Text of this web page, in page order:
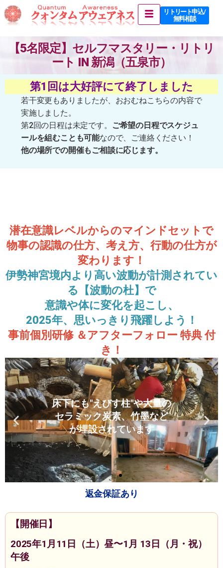
リトリート申込 /
無料相談
【5名限定】セルフマスタリー・リトリ
ート IN 新潟（五泉市）
第1回は大好評にて終了しました
若干変更もありましたが、おおむねこちらの内容で
実施しました。
第2回の日程は未定です。
ご希望の日程でスケジュ
ールを組むことも可能なので、ご連絡ください！
他の場所での開催もご相談に応じます。
潜在意識レベルからのマインドセットで
物事の認識の仕方、考え方、行動の仕方が
変わります！
伊勢神宮境内より高い波動が計測されてい
る【波動の杜】で
意識や体に変化を起こし、
2025年、思いっきり飛躍しよう！
事前個別研修 ＆アフターフォロー 特典 付
き！
"えびす柱"や薪ストーブのあ
る木の温もりあるスペース
床下にも"えびす柱"や大量の
セラミック炭素、竹墨など
が埋設されています
"えびす柱"や薪ストーブのあ
る木の温もりあるスペース
床下にも"えびす柱"や大量の
セラミック炭素、竹墨など
が埋設されています
"えびす柱"や薪ストーブのあ
る木の温もりあるスペース
床下にも"えびす柱"や大量の
セラミック炭素、竹墨など
が埋設されています
返金保証あり
【開催日】
2025年1月11日（土）昼〜1月 13日（月・祝）
午後